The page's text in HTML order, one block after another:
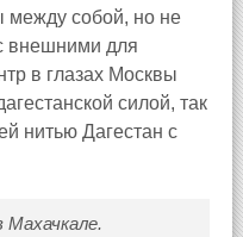
между собой, но не
внешними для
в глазах Москвы
силой, так
нитью Дагестан с